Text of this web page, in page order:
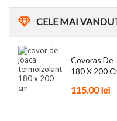
CELEMAI
Covoras De
180 X 200
115.00lei